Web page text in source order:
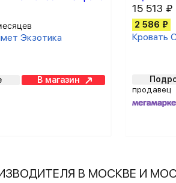
Экзотика
В магазин
15 513 ₽
2 586 ₽
Кровать
продавец
В МОСКВЕ И